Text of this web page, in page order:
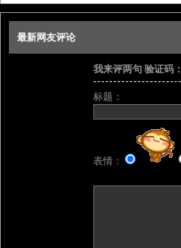
最新网友评论
我来评两句 验证码：
标题：
表情：